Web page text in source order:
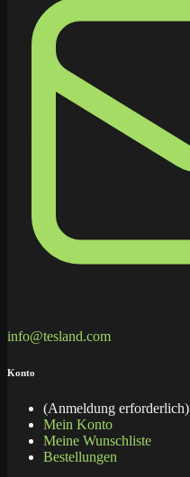
info@tesland.com
Konto
(Anmeldung erforderlich)
Mein Konto
Meine Wunschliste
Bestellungen